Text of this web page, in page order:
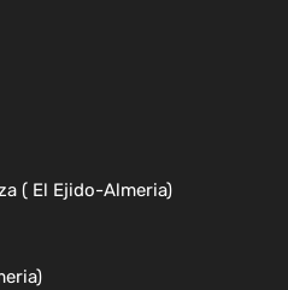
( El Ejido-Almeria)